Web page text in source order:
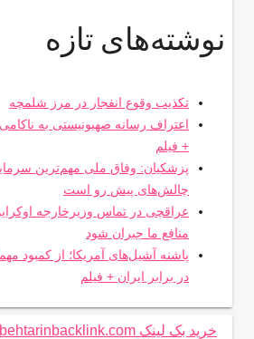
نوشته‌های تازه
تکذیب وقوع انفجار در مرز شلمچه
اعتراف رسانه صهیونیستی به
+ فیلم
پزشکیان: وفاق ملی مهم‌ترین
چالش‌های پیش رو است
عراقچی در تماس وزیرخارجه
منافع ما جبران شود
پاشنه آشیل‌های آمریکا؛ از کمبود
در برابر ایران + فیلم
خرید بک لینک behtarinbacklink.com